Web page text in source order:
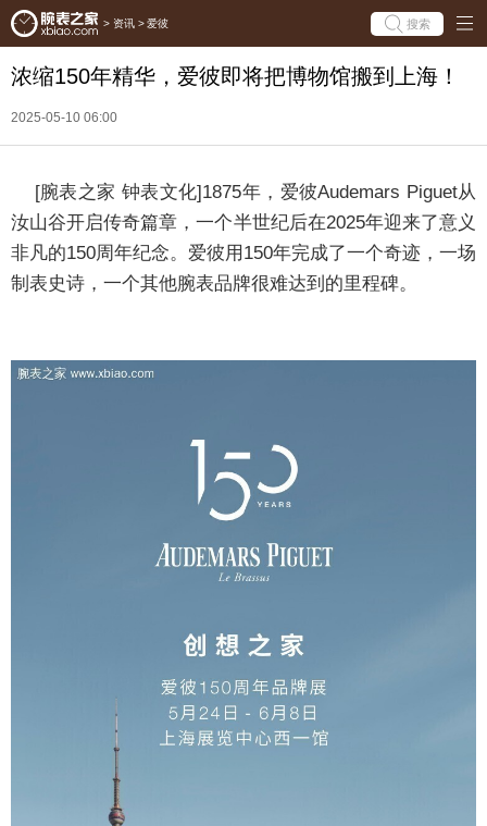
> 资讯 > 爱彼 搜索
浓缩150年精华，爱彼即将把博物馆搬到上海！
2025-05-10 06:00
[腕表之家 钟表文化]1875年，爱彼Audemars Piguet从
汝山谷开启传奇篇章，一个半世纪后在2025年迎来了意义
非凡的150周年纪念。爱彼用150年完成了一个奇迹，一场
制表史诗，一个其他腕表品牌很难达到的里程碑。